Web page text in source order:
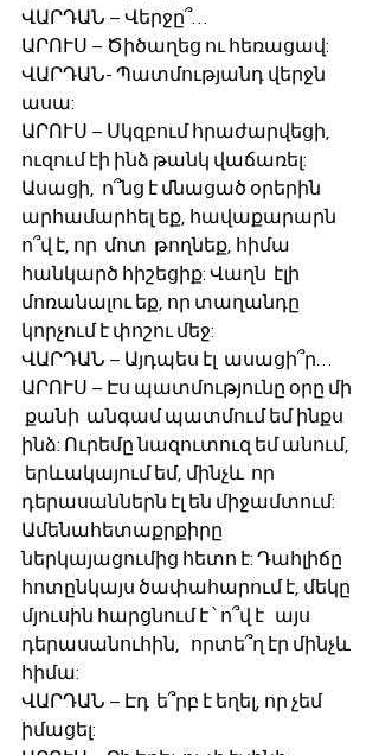
ՎԱՐԴԱՆ – Վերջը՞…
ԱՐՈՒՍ – Ծիծաղեց ու հեռացավ:
ՎԱՐԴԱՆ- Պատմությանդ վերջն
ասա:
ԱՐՈՒՍ – Սկզբում հրաժարվեցի,
ուզում էի ինձ թանկ վաճառել:
Ասացի,  ո՞նց է մնացած օրերին
արհամարհել եք, հավաքարարն
ո՞վ է, որ  մոտ  թողնեք, հիմա
հանկարծ հիշեցիք: Վաղն  էլի
մոռանալու եք, որ տաղանդը
կորչում է փոշու մեջ:
ՎԱՐԴԱՆ – Այդպես էլ  ասացի՞ր…
ԱՐՈՒՍ – Էս պատմությունը օրը մի
քանի  անգամ պատմում եմ ինքս
ինձ: Ուրեմը նազուտուզ եմ անում,
երևակայում եմ, մինչև  որ
դերասաններն էլ են միջամտում:
Ամենահետաքրքիրը
ներկայացումից հետո է: Դահլիճը
հոտընկայս ծափահարում է, մեկը
մյուսին հարցնում է ՝ ո՞վ է   այս
դերասանուհին,   որտե՞ղ էր մինչև
հիմա:
ՎԱՐԴԱՆ – Էդ  ե՞րբ է եղել, որ չեմ
իմացել: